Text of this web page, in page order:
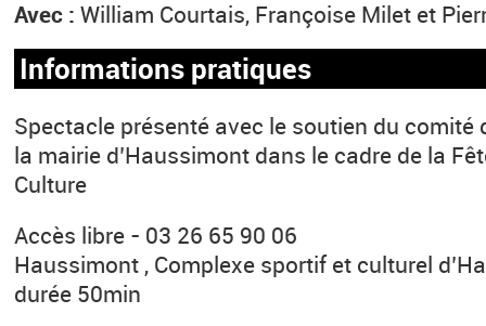
Avec : William Courtais, Françoise Milet et
Informations pratiques
Spectacle présenté avec le soutien du comité
la mairie d’Haussimont dans le cadre de la
Culture
Accès libre - 03 26 65 90 06
Haussimont , Complexe sportif et culturel
durée 50min